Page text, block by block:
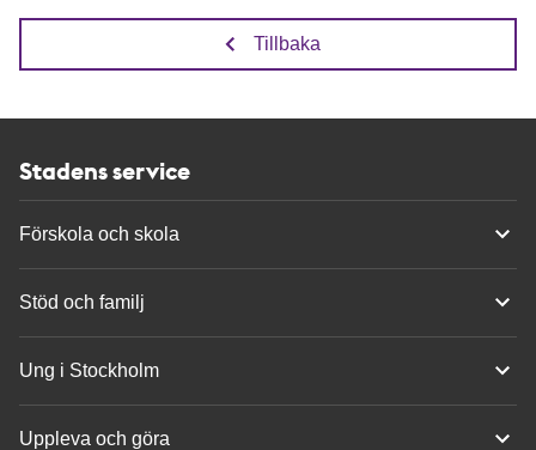
Tillbaka
Stadens service
Förskola och skola
Stöd och familj
Ung i Stockholm
Uppleva och göra